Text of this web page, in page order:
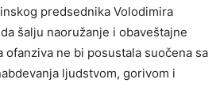
predsednika Volodimira
šalju naoružanje i obaveštajne
ofanziva ne bi posustala suočena sa
ljudstvom, gorivom i